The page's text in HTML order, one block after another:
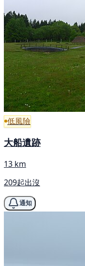
低風險
大船遺跡
13 km
209起出沒
通知